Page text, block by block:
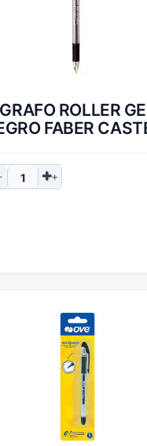
ROLLER
FABER